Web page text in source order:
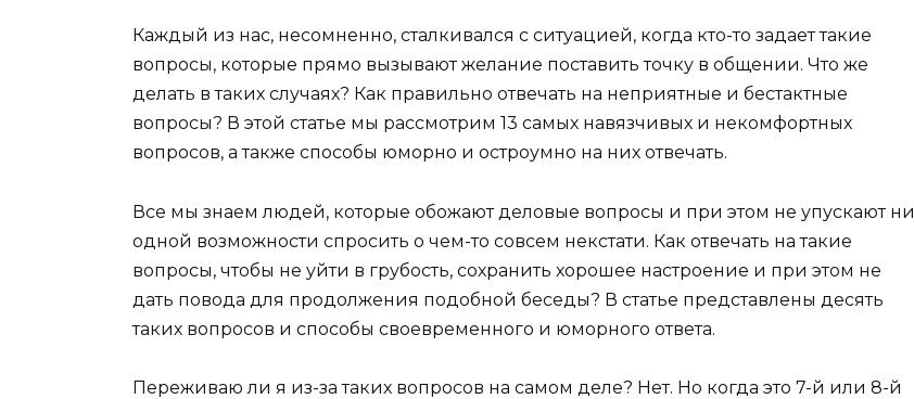
Каждый из нас, несомненно, сталкивался с ситуацией, когда кто-то задает такие
вопросы, которые прямо вызывают желание поставить точку в общении. Что же
делать в таких случаях? Как правильно отвечать на неприятные и бестактные
вопросы? В этой статье мы рассмотрим 13 самых навязчивых и некомфортных
вопросов, а также способы юморно и остроумно на них отвечать.
Все мы знаем людей, которые обожают деловые вопросы и при этом не упускают ни
одной возможности спросить о чем-то совсем некстати. Как отвечать на такие
вопросы, чтобы не уйти в грубость, сохранить хорошее настроение и при этом не
дать повода для продолжения подобной беседы? В статье представлены десять
таких вопросов и способы своевременного и юморного ответа.
Переживаю ли я из-за таких вопросов на самом деле? Нет. Но когда это 7-й или 8-й